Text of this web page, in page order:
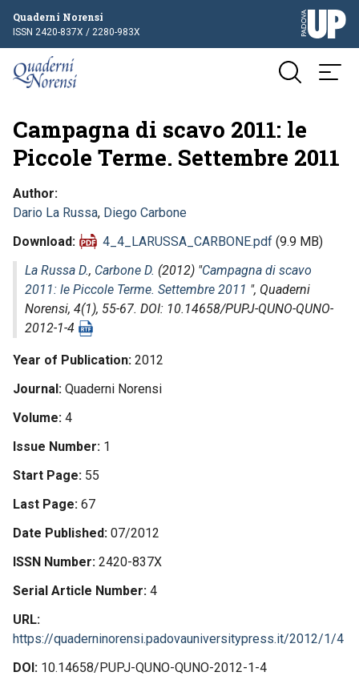
Quaderni Norensi
ISSN 2420-837X / 2280-983X
Campagna di scavo 2011: le
Piccole Terme. Settembre 2011
Author
Dario La Russa, Diego Carbone
Download
4_4_LARUSSA_CARBONE.pdf (9.9 MB)
La Russa D., Carbone D. (2012) "Campagna di scavo
2011: le Piccole Terme. Settembre 2011 ", Quaderni
Norensi, 4(1), 55-67. DOI: 10.14658/PUPJ-QUNO-QUNO-
2012-1-4
Year of Publication 2012
Journal Quaderni Norensi
Volume 4
Issue Number 1
Start Page 55
Last Page 67
Date Published 07/2012
ISSN Number 2420-837X
Serial Article Number 4
URL
https://quaderninorensi.padovauniversitypress.it/2012/1/4
DOI 10.14658/PUPJ-QUNO-QUNO-2012-1-4